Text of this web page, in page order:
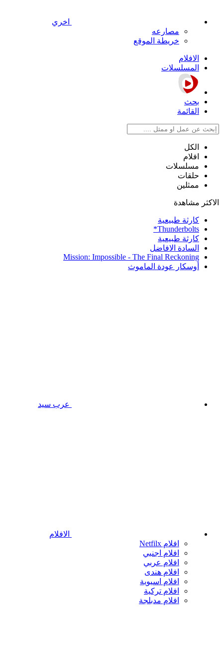
اخري
مصارعه
خريطة الموقع
الافلام
المسلسلات
بحث
القائمة
الكل
افلام
مسلسلات
حلقات
ممثلين
الاكثر مشاهدة
كارثة طبيعية
Thunderbolts*
كارثة طبيعية
السادة الافاضل
Mission: Impossible - The Final Reckoning
أوسكار عودة الماموث
عرب سيد
الافلام
افلام Netfilx
افلام اجنبي
افلام عربي
افلام هندى
افلام اسيوية
افلام تركية
افلام مدبلجة